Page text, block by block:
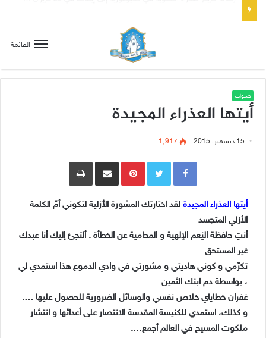
القائمة
صلوات
أيتها العذراء المجيدة
15 ديسمبر، 2015 1٬917
Pinterestمشاركة عبر البريد طباعة
أيتها العذراء المجيدة لقد اختارتك المشورة الأزلية لتكوني أمّ الكلمة
الأزلي المتجسد
أنتِ حافظة النِعم الإلهية و المحامية عن الخطأة . ألتجئ إليك أنا عبدك
غير المستحق
تكرّمي و كوني هاديتي و مشورتي في وادي الدموع هذا استمدي لي
، بواسطة دم ابنك الثمين
غفران خطاياي خلاص نفسي والوسائل الضرورية للحصول عليها ….
و كذلك، استمدي للكنيسة المقدسة الانتصار على أعدائها و انتشار
ملكوت المسيح في العالم أجمع….